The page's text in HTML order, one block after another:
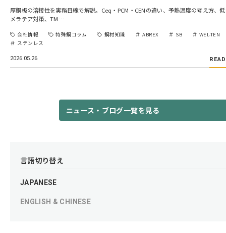
厚鋼板の溶接性を実務目線で解説。Ceq・PCM・CENの違い、予熱温度の考え方、
メラテア対策、TM…
会社情報 特殊鋼コラム 鋼材知識 ABREX SB
WEL-TEN
ステンレス
2026.05.26
ニュース・ブログ一覧を見る
言語切り替え
JAPANESE
ENGLISH & CHINESE